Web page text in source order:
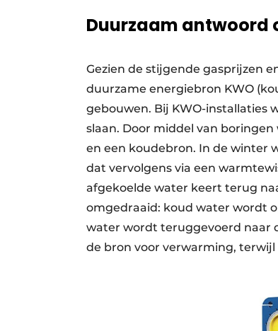
Duurzaam antwoord
Gezien de stijgende gasprijzen
duurzame energiebron KWO
gebouwen. Bij KWO-
slaan. Door middel van
en een koudebron. In de winter
dat vervolgens via een
afgekoelde water keert terug
omgedraaid: koud water wordt
water wordt teruggevoerd naar
de bron voor verwarming,